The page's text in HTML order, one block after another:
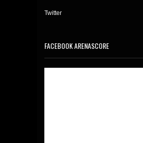
Twitter
FACEBOOK ARENASCORE